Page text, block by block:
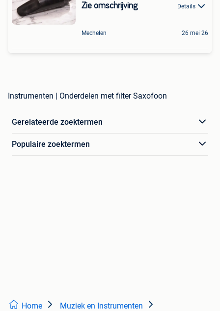
Zie omschrijving Details
Mechelen 26 mei 26
Instrumenten | Onderdelen met filter Saxofoon
Gerelateerde zoektermen
Populaire zoektermen
Home Muziek en Instrumenten